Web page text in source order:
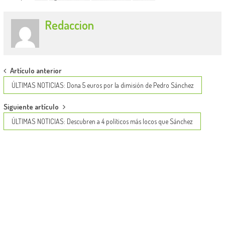
Redaccion
Post
navigation
Artículo anterior
ÚLTIMAS NOTICIAS: Dona 5 euros por la dimisión de Pedro Sánchez
Siguiente artículo
ÚLTIMAS NOTICIAS: Descubren a 4 políticos más locos que Sánchez